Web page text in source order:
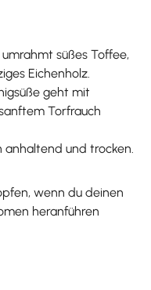
süßes Toffee,
Eichenholz.
geht mit
Torfrauch
anhaltend und trocken.
wenn du deinen
heranführen